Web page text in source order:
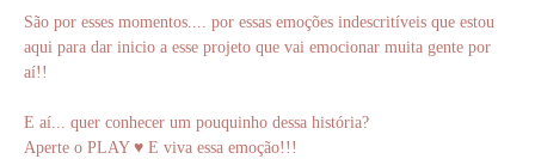
São por esses momentos.... por essas emoções indescritíveis que estou
aqui para dar inicio a esse projeto que vai emocionar muita gente por
aí!!
E aí... quer conhecer um pouquinho dessa história?
Aperte o PLAY ♥ E viva essa emoção!!!